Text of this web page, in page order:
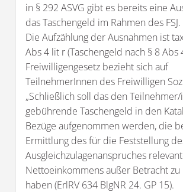
in § 292 ASVG gibt es bereits eine
das Taschengeld im Rahmen des FSJ.
Die Aufzählung der Ausnahmen ist
Abs 4 lit r (Taschengeld nach § 8 Abs
Freiwilligengesetz bezieht sich auf
TeilnehmerInnen des Freiwilligen
„Schließlich soll das den
gebührende Taschengeld in den
Bezüge aufgenommen werden, die
Ermittlung des für die Feststellung
Ausgleichzulagenanspruches
Nettoeinkommens außer Betracht
haben (ErlRV 634 BlgNR 24. GP 15).